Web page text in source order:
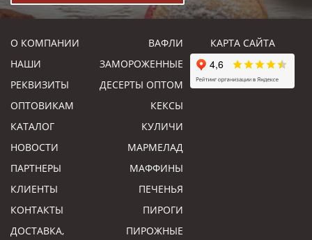
О КОМПАНИИ
НАШИ
РЕКВИЗИТЫ
ОПТОВИКАМ
КАТАЛОГ
НОВОСТИ
ПАРТНЕРЫ
КЛИЕНТЫ
КОНТАКТЫ
ДОСТАВКА,
ВАФЛИ
ЗАМОРОЖЕННЫЕ
ДЕСЕРТЫ ОПТОМ
КЕКСЫ
КУЛИЧИ
МАРМЕЛАД
МАФФИНЫ
ПЕЧЕНЬЯ
ПИРОГИ
ПИРОЖНЫЕ
КАРТА САЙТА